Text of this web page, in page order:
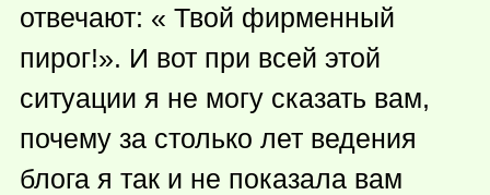
отвечают: « Твой фирменный
пирог!». И вот при всей этой
ситуации я не могу сказать вам,
почему за столько лет ведения
блога я так и не показала вам